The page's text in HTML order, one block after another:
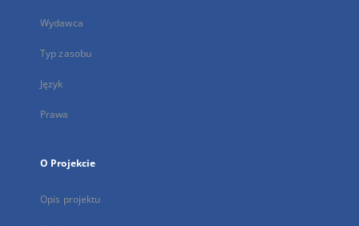
Wydawca
Typ zasobu
Język
Prawa
O Projekcie
Opis projektu